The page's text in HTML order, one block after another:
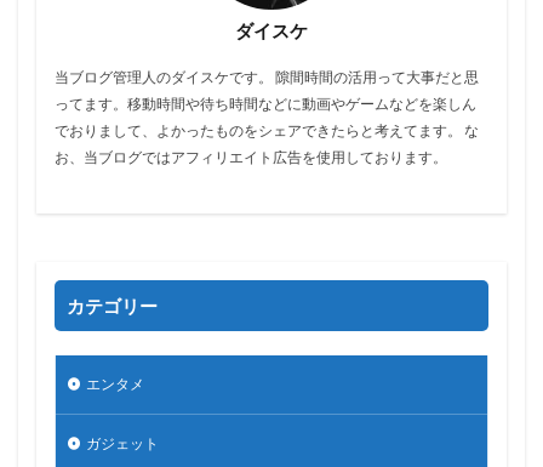
ダイスケ
当ブログ管理人のダイスケです。 隙間時間の活用って大事だと思
ってます。移動時間や待ち時間などに動画やゲームなどを楽しん
でおりまして、よかったものをシェアできたらと考えてます。 な
お、当ブログではアフィリエイト広告を使用しております。
カテゴリー
エンタメ
ガジェット